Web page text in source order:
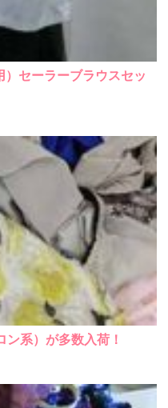
セーラーブラウスセッ
ン系）が多数入荷！